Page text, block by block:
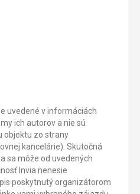
uvedené v informáciách
ich autorov a nie sú
objektu zo strany
kancelárie). Skutočná
sa môže od uvedených
Invia nenesie
poskytnutý organizátorom